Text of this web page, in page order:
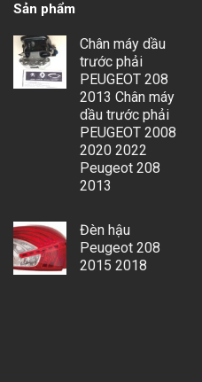
Sản phẩm
Chân máy dầu
trước phải
PEUGEOT 208
2013 Chân máy
dầu trước phải
PEUGEOT 2008
2020 2022
Peugeot 208
2013
Đèn hậu
Peugeot 208
2015 2018